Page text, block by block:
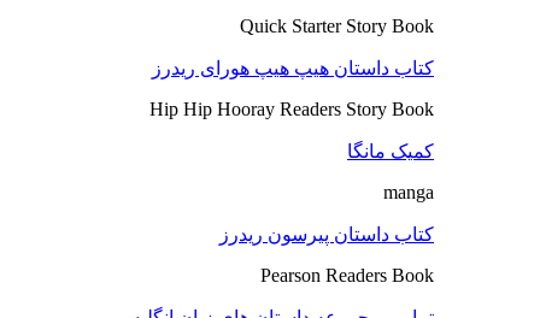
Quick Starter Story Book
کتاب داستان هیپ هیپ هورای ریدرز
Hip Hip Hooray Readers Story Book
کمیک مانگا
manga
کتاب داستان پیرسون ریدرز
Pearson Readers Book